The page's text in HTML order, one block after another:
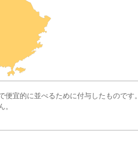
宜的に並べるために付与したものです。